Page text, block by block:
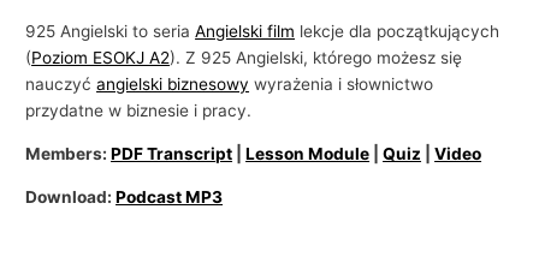
925 Angielski to seriaAngielski film lekcje dla początkujących
(Poziom ESOKJ A2). Z 925 Angielski, którego możesz się
nauczyćangielski biznesowy wyrażenia i słownictwo
przydatne w biznesie i pracy.
Members:PDF Transcript |Lesson Module |Quiz |Video
Download:Podcast MP3